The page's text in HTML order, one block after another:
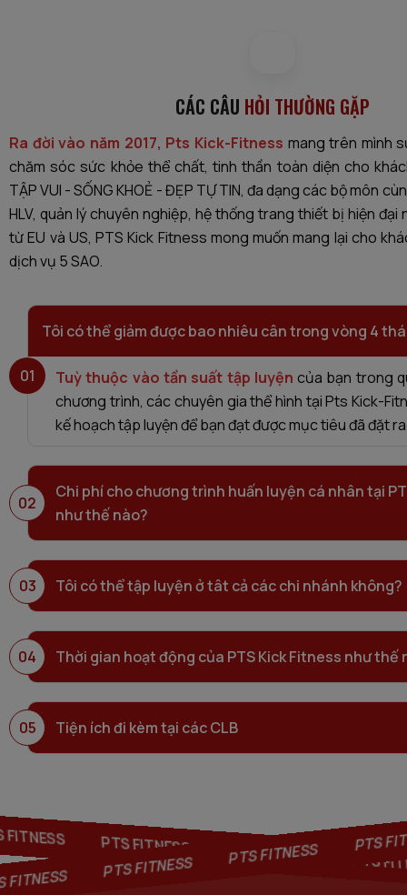
CÁC CÂU HỎI THƯỜNG GẶP
Ra đời vào năm 2017, Pts Kick-Fitness mang trên mình
chăm sóc sức khỏe thể chất, tinh thần toàn diện cho
TẬP VUI - SỐNG KHOẺ - ĐẸP TỰ TIN, đa dạng các bộ môn
HLV, quản lý chuyên nghiệp, hệ thống trang thiết bị hiện đại
từ EU và US, PTS Kick Fitness mong muốn mang lại cho
dịch vụ 5 SAO.
01
Tôi có thể giảm được bao nhiêu cân trong vòng 4
Tuỳ thuộc vào tần suất tập luyện của bạn trong
chương trình, các chuyên gia thể hình tại Pts Kick-
kế hoạch tập luyện để bạn đạt được mục tiêu đã đặt
02
Chi phí cho chương trình huấn luyện cá nhân tại
như thế nào?
Tuỳ thuộc vào gói đào tạo mà bạn lựa chọn.
chuyên nghiệp của huấn luyện viên tại Pts Kick-
trình riêng biệt phù hợp với từng cá nhân, giám sát
để tránh các chấn thương, đồng hành và tạo động
bị chán nản, giãn cơ sau các buổi tập giúp bạn thư
03 Tôi có thể tập luyện ở tât cả các chi nhánh không?
Hội viên tại Pts Kick-Fitnessđược tập luyện ở tất
trên toàn quốc.
04 Thời gian hoạt động của PTS Kick Fitness như thế
Mở cửa từ 5h30 đến 22h. Tất cả các ngày trong
trước lớp học, điều này giúp đảm bảo chất lượng tập
viên
05 Tiện ích đi kèm tại các CLB
PTS FITNESS PTS FITNESS PTS
FITNESS PTS FITNESS PTS FITNESS PTS